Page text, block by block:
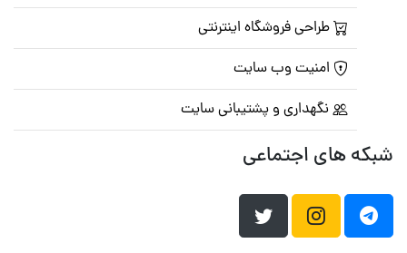
طراحی فروشگاه اینترنتی
امنیت وب سایت
نگهداری و پشتیبانی سایت
شبکه های اجتماعی